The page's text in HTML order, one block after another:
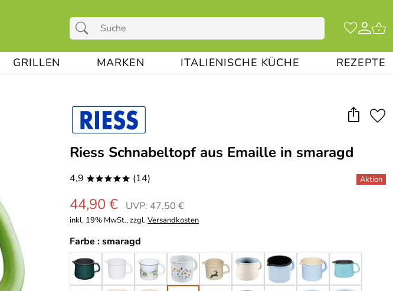
GRILLEN MARKEN ITALIENISCHE KÜCHE REZEPTE
Riess Schnabeltopf aus Emaille in smaragd
4,9 ***** (14)
44,90 € UVP: 47,50 €
inkl. 19% MwSt., zzgl.Versandkosten
Farbe :smaragd